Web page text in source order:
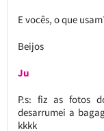
E vocês, o que
Beijos
Ju
P.s: fiz as fotos
desarrumei a
kkkk